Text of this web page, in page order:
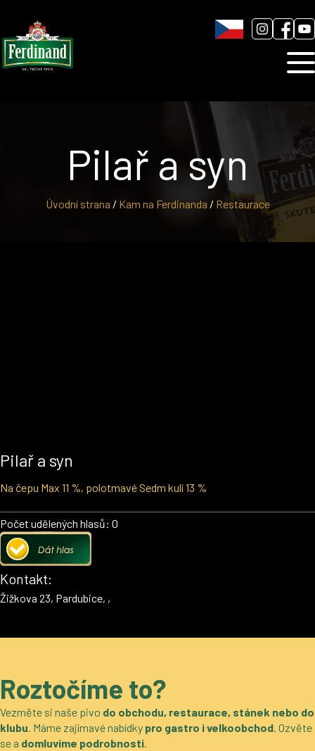
Blog
Úvodní strana / Kam na Ferdinanda / Restaurace
Pilař a syn
Pilař a syn
Na čepu Max 11 %, polotmavé Sedm kulí 13 %
Počet udělených hlasů: 0
Kontakt:
Žižkova 23, Pardubice, ,
Roztočíme to?
Vezměte si naše pivo do obchodu, restaurace, stánek nebo do
klubu. Máme zajímavé nabídky pro gastro i velkoobchod. Ozvěte
se a domluvíme podrobnosti.